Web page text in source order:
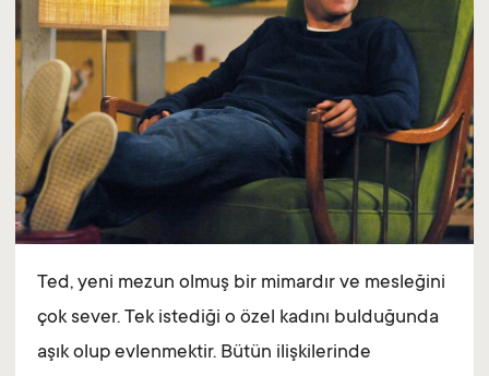
Ted, yeni mezun olmuş bir mimardır ve mesleğini
çok sever. Tek istediği o özel kadını bulduğunda
aşık olup evlenmektir. Bütün ilişkilerinde